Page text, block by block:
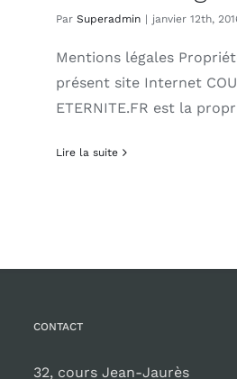
Par Superadmin | janvier 12th,
Mentions légales
présent site Internet
ETERNITE.FR est la
Lire la suite
CONTACT
32, cours Jean-Jaurès